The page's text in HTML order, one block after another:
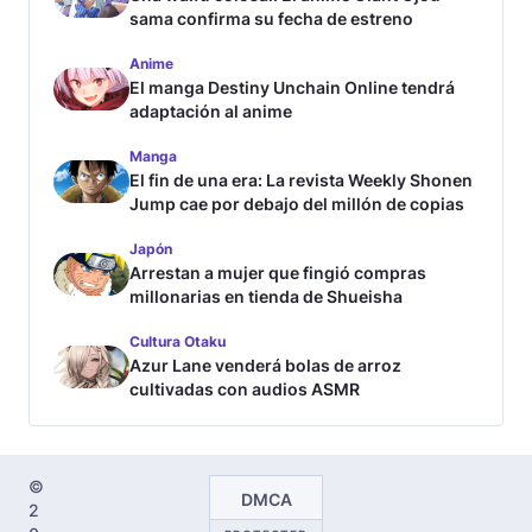
sama confirma su fecha de estreno
Anime
El manga Destiny Unchain Online tendrá
adaptación al anime
Manga
El fin de una era: La revista Weekly Shonen
Jump cae por debajo del millón de copias
Japón
Arrestan a mujer que fingió compras
millonarias en tienda de Shueisha
Cultura Otaku
Azur Lane venderá bolas de arroz
cultivadas con audios ASMR
©
2
DMCA